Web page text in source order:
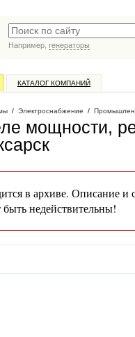
Например, генераторы
КАТАЛОГ КОМПАНИЙ
/ Электроснабжение /
мощности,
в архиве. Описание и
недействительны!